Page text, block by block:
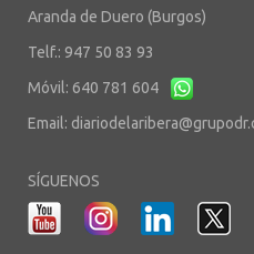
Aranda de Duero (Burgos)
Telf.: 947 50 83 93
Móvil: 640 781 604
Email:
SÍGUENOS